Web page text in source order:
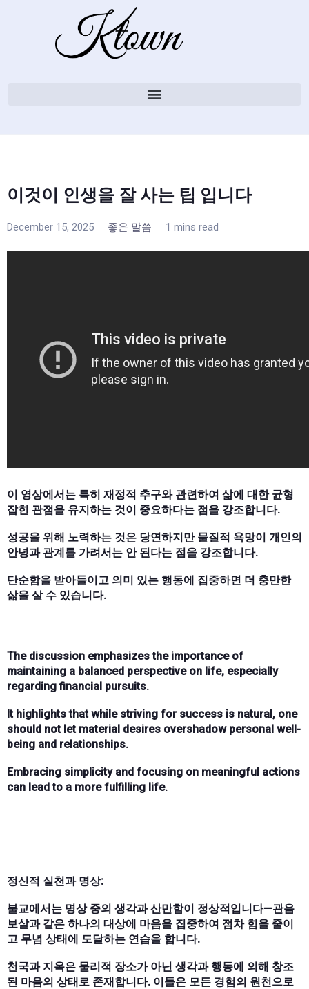
이것이 인생을 잘 사는 팁 입니다
December 15, 2025 좋은 말씀 1 mins read
이 영상에서는 특히 재정적 추구와 관련하여 삶에 대한 균형
잡힌 관점을 유지하는 것이 중요하다는 점을 강조합니다.
성공을 위해 노력하는 것은 당연하지만 물질적 욕망이 개인의
안녕과 관계를 가려서는 안 된다는 점을 강조합니다.
단순함을 받아들이고 의미 있는 행동에 집중하면 더 충만한
삶을 살 수 있습니다.
The discussion emphasizes the importance of
maintaining a balanced perspective on life, especially
regarding financial pursuits.
It highlights that while striving for success is natural, one
should not let material desires overshadow personal well-
being and relationships.
Embracing simplicity and focusing on meaningful actions
can lead to a more fulfilling life.
정신적 실천과 명상:
불교에서는 명상 중의 생각과 산만함이 정상적입니다—관음
보살과 같은 하나의 대상에 마음을 집중하여 점차 힘을 줄이
고 무념 상태에 도달하는 연습을 합니다.
천국과 지옥은 물리적 장소가 아닌 생각과 행동에 의해 창조
된 마음의 상태로 존재합니다. 이들은 모든 경험의 원천으로